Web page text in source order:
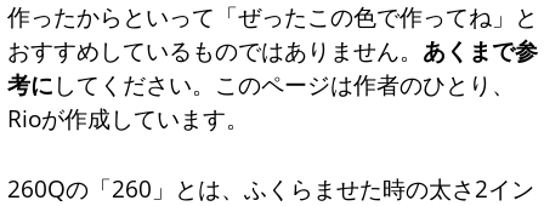
作ったからといって「ぜったこの色で作ってね」と
おすすめしているものではありません。 あくまで参
考に してください。このページは作者のひとり、
Rioが作成しています。
260Qの「260」とは、ふくらませた時の太さ2イン